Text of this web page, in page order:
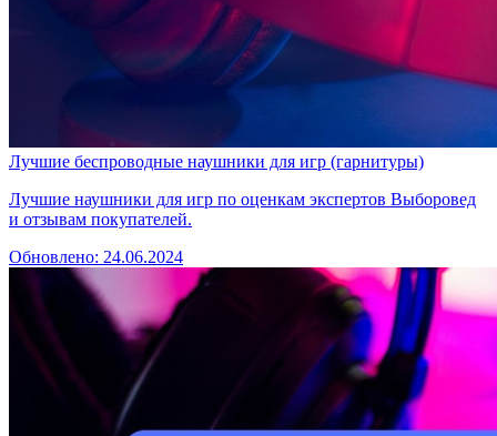
Лучшие беспроводные наушники для игр (гарнитуры)
Лучшие наушники для игр по оценкам экспертов Выборовед
и отзывам покупателей.
Обновлено: 24.06.2024